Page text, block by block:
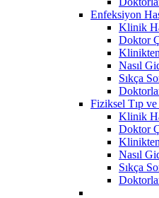
Enfeksiyon
Klinik
Doktor
Nasıl
Sıkça
Fiziksel Tıp
Klinik
Doktor
Nasıl
Sıkça